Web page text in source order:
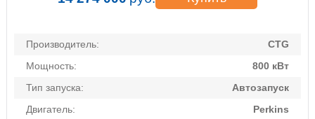
Производитель:
CTG
Мощность:
800 кВт
Тип запуска:
Автозапуск
Двигатель:
Perkins